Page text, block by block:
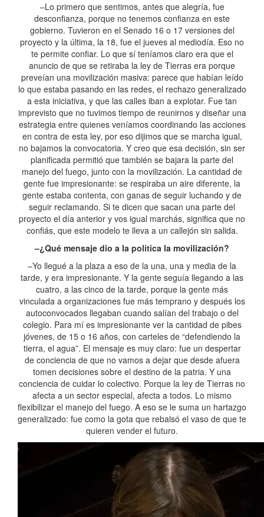
–Lo primero que sentimos, antes que alegría, fue
desconfianza, porque no tenemos confianza en este
gobierno. Tuvieron en el Senado 16 o 17 versiones del
proyecto y la última, la 18, fue el jueves al mediodía. Eso no
te permite confiar. Lo que sí teníamos claro era que el
anuncio de que se retiraba la ley de Tierras era porque
preveían una movilización masiva: parece que habían leído
lo que estaba pasando en las redes, el rechazo generalizado
a esta iniciativa, y que las calles iban a explotar. Fue tan
imprevisto que no tuvimos tiempo de reunirnos y diseñar una
estrategia entre quienes veníamos coordinando las acciones
en contra de esta ley, por eso dijimos que se marcha igual,
no bajamos la convocatoria. Y creo que esa decisión, sin ser
planificada permitió que también se bajara la parte del
manejo del fuego, junto con la movilización. La cantidad de
gente fue impresionante: se respiraba un aire diferente, la
gente estaba contenta, con ganas de seguir luchando y de
seguir reclamando. Si te dicen que sacan una parte del
proyecto el día anterior y vos igual marchás, significa que no
confiás, que este modelo te lleva a un callejón sin salida.
–¿Qué mensaje dio a la política la movilización?
–Yo llegué a la plaza a eso de la una, una y media de la
tarde, y era impresionante. Y la gente seguía llegando a las
cuatro, a las cinco de la tarde, porque la gente más
vinculada a organizaciones fue más temprano y después los
autoconvocados llegaban cuando salían del trabajo o del
colegio. Para mí es impresionante ver la cantidad de pibes
jóvenes, de 15 o 16 años, con carteles de “defendiendo la
tierra, el agua”. El mensaje es muy claro: fue un despertar
de conciencia de que no vamos a dejar que desde afuera
tomen decisiones sobre el destino de la patria. Y una
conciencia de cuidar lo colectivo. Porque la ley de Tierras no
afecta a un sector especial, afecta a todos. Lo mismo
flexibilizar el manejo del fuego. A eso se le suma un hartazgo
generalizado: fue como la gota que rebalsó el vaso de que te
quieren vender el futuro.